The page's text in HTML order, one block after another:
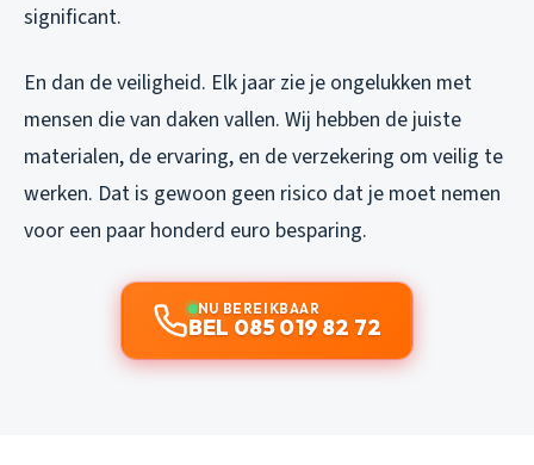
significant.
En dan de veiligheid. Elk jaar zie je ongelukken met
mensen die van daken vallen. Wij hebben de juiste
materialen, de ervaring, en de verzekering om veilig te
werken. Dat is gewoon geen risico dat je moet nemen
voor een paar honderd euro besparing.
NU BEREIKBAAR
BEL 085 019 82 72